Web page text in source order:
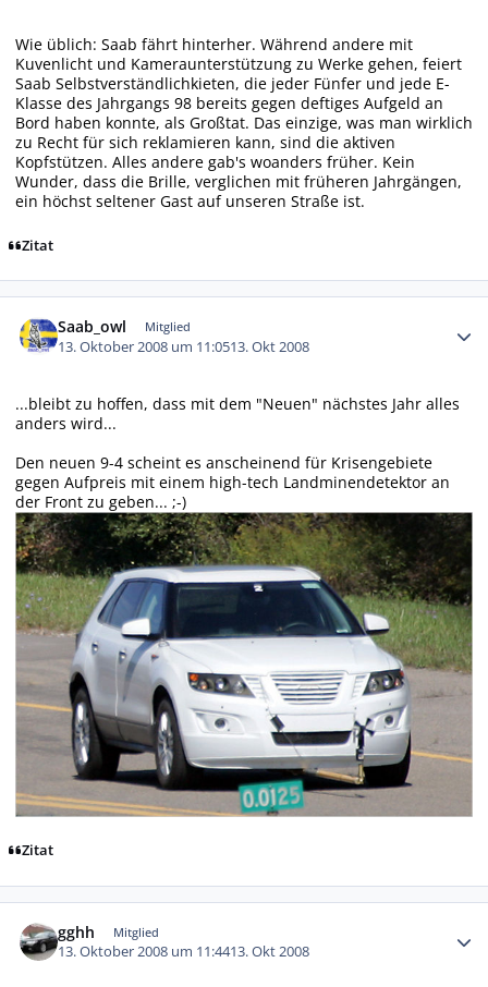
Wie üblich: Saab fährt hinterher. Während andere mit
Kuvenlicht und Kameraunterstützung zu Werke gehen, feiert
Saab Selbstverständlichkieten, die jeder Fünfer und jede E-
Klasse des Jahrgangs 98 bereits gegen deftiges Aufgeld an
Bord haben konnte, als Großtat. Das einzige, was man wirklich
zu Recht für sich reklamieren kann, sind die aktiven
Kopfstützen. Alles andere gab's woanders früher. Kein
Wunder, dass die Brille, verglichen mit früheren Jahrgängen,
ein höchst seltener Gast auf unseren Straße ist.
Zitat
Saab_owl Mitglied
13. Oktober 2008 um 11:0513. Okt 2008
...bleibt zu hoffen, dass mit dem "Neuen" nächstes Jahr alles
anders wird...
Den neuen 9-4 scheint es anscheinend für Krisengebiete
gegen Aufpreis mit einem high-tech Landminendetektor an
der Front zu geben... ;-)
Zitat
gghh Mitglied
13. Oktober 2008 um 11:4413. Okt 2008